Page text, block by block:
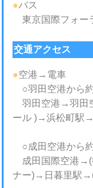
●バス
東京国際フォー
交通アクセス
●空港→電車
○羽田空港から
羽田空港→羽田
ール )→浜松町駅
○成田空港から
成田国際空港→(
ナー)→日暮里駅